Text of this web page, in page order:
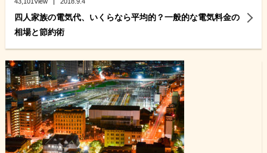
四人家族の電気代、いくらなら平均的？一般的な電気料金の
相場と節約術